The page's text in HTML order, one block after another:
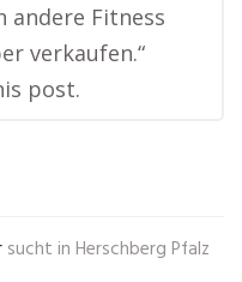
andere Fitness
verkaufen.“
post.
sucht in Herschberg Pfalz